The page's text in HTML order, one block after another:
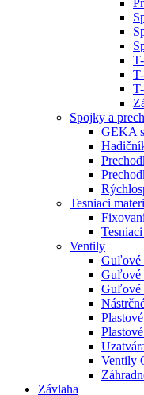
Spojky a
GEKA
Tesniaci
Ventily
Guľové
Guľové
Guľové
Ventily
Závlaha